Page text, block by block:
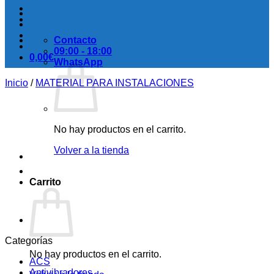
0,00€
No hay productos en el carrito.
Volver a la tienda
Carrito
No hay productos en el carrito.
Contacto
09:00 - 18:00
WhatsApp
Inicio / MATERIAL PARA INSTALACIONES
Categorías
ACS